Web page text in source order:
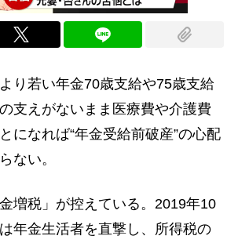
り若い年金70歳支給や75歳支給
支えがないまま医療費や介護費
になれば“年金受給前破産”の心配
ない。
増税」が控えている。2019年10
年金生活者を直撃し、所得税の